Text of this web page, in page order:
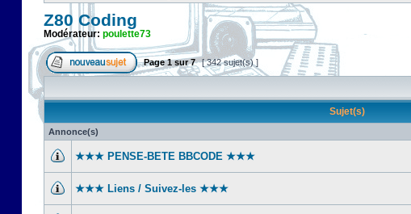
Z80 Coding
Modérateur: poulette73
Page1sur7 [ 342 sujet(s) ]
Sujet(s)
Annonce(s)
★★★ PENSE-BETE BBCODE ★★★
★★★ Liens / Suivez-les ★★★